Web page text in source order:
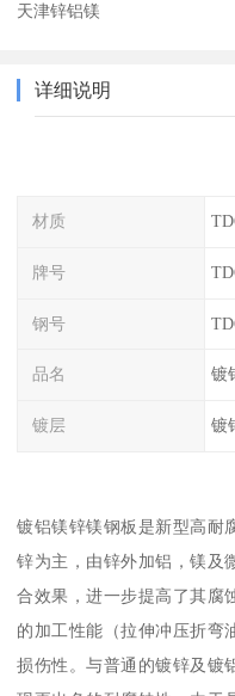
天津锌铝镁
详细说明
材质
牌号
钢号
品名 镀
镀层 镀
镀铝镁锌镁钢板是新型高耐
锌为主，由锌外加铝，镁及
合效果，进一步提高了其腐
的加工性能（拉伸冲压折弯
损伤性。与普通的镀锌及镀